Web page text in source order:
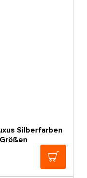
Silberfarben